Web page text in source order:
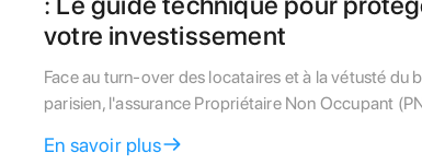
votre investissement
Face au turn-over des locataires et à la vétusté du
parisien, l'assurance Propriétaire Non Occupant
clauses clés pour éviter les frais cachés en cas de
En savoir plus